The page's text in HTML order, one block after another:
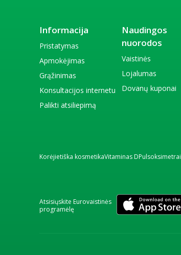
Informacija
Pristatymas
Apmokėjimas
Grąžinimas
Konsultacijos internetu
Palikti atsiliepimą
Naudingos
nuorodos
Vaistinės
Lojalumas
Dovanų kuponai
Korėjietiška kosmetikaVitaminas DPulsoksimetrai
Atsisiųskite Eurovaistinės
programėlę